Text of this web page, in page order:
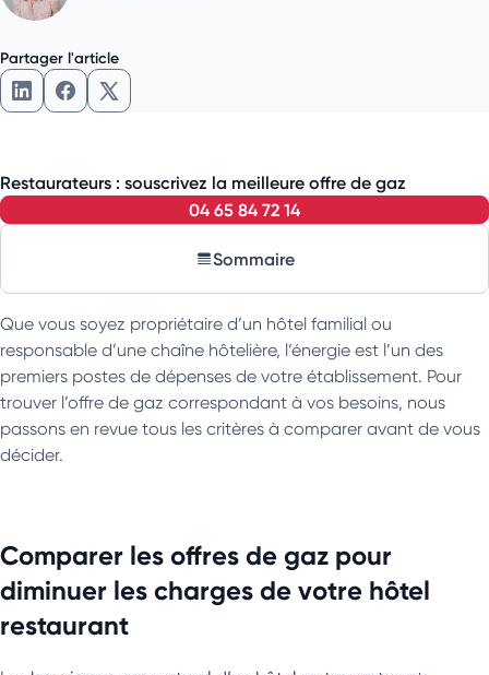
Partager l'article
Partager l'article sur LinkedIn
Partager l'article sur Facebook
Partager l'article sur X
Restaurateurs : souscrivez la meilleure offre de gaz
04 65 84 72 14
Sommaire
Que vous soyez propriétaire d’un hôtel familial ou
responsable d’une chaîne hôtelière, l’énergie est l’un des
premiers postes de dépenses de votre établissement. Pour
trouver l’offre de gaz correspondant à vos besoins, nous
passons en revue tous les critères à comparer avant de vous
décider.
Comparer les offres de gaz pour
diminuer les charges de votre hôtel
restaurant